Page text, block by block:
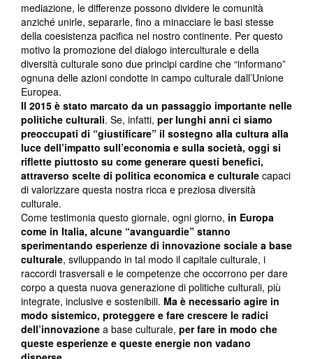
mediazione, le differenze possono dividere le comunità
anziché unirle, separarle, fino a minacciare le basi stesse
della coesistenza pacifica nel nostro continente. Per questo
motivo la promozione del dialogo interculturale e della
diversità culturale sono due principi cardine che “informano”
ognuna delle azioni condotte in campo culturale dall’Unione
Europea.
Il 2015 è stato marcato da un passaggio importante nelle
politiche culturali. Se, infatti, per lunghi anni ci siamo
preoccupati di “giustificare” il sostegno alla cultura alla
luce dell’impatto sull’economia e sulla società, oggi si
riflette piuttosto su come generare questi benefici,
attraverso scelte di politica economica e culturale capaci
di valorizzare questa nostra ricca e preziosa diversità
culturale.
Come testimonia questo giornale, ogni giorno, in Europa
come in Italia, alcune “avanguardie” stanno
sperimentando esperienze di innovazione sociale a base
culturale, sviluppando in tal modo il capitale culturale, i
raccordi trasversali e le competenze che occorrono per dare
corpo a questa nuova generazione di politiche culturali, più
integrate, inclusive e sostenibili. Ma è necessario agire in
modo sistemico, proteggere e fare crescere le radici
dell’innovazione a base culturale, per fare in modo che
queste esperienze e queste energie non vadano